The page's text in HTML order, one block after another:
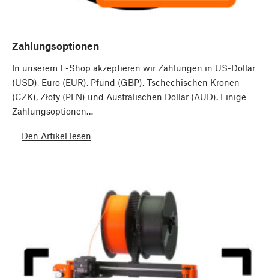
Zahlungsoptionen
In unserem E-Shop akzeptieren wir Zahlungen in US-Dollar
(USD), Euro (EUR), Pfund (GBP), Tschechischen Kronen
(CZK), Złoty (PLN) und Australischen Dollar (AUD). Einige
Zahlungsoptionen…
Den Artikel lesen